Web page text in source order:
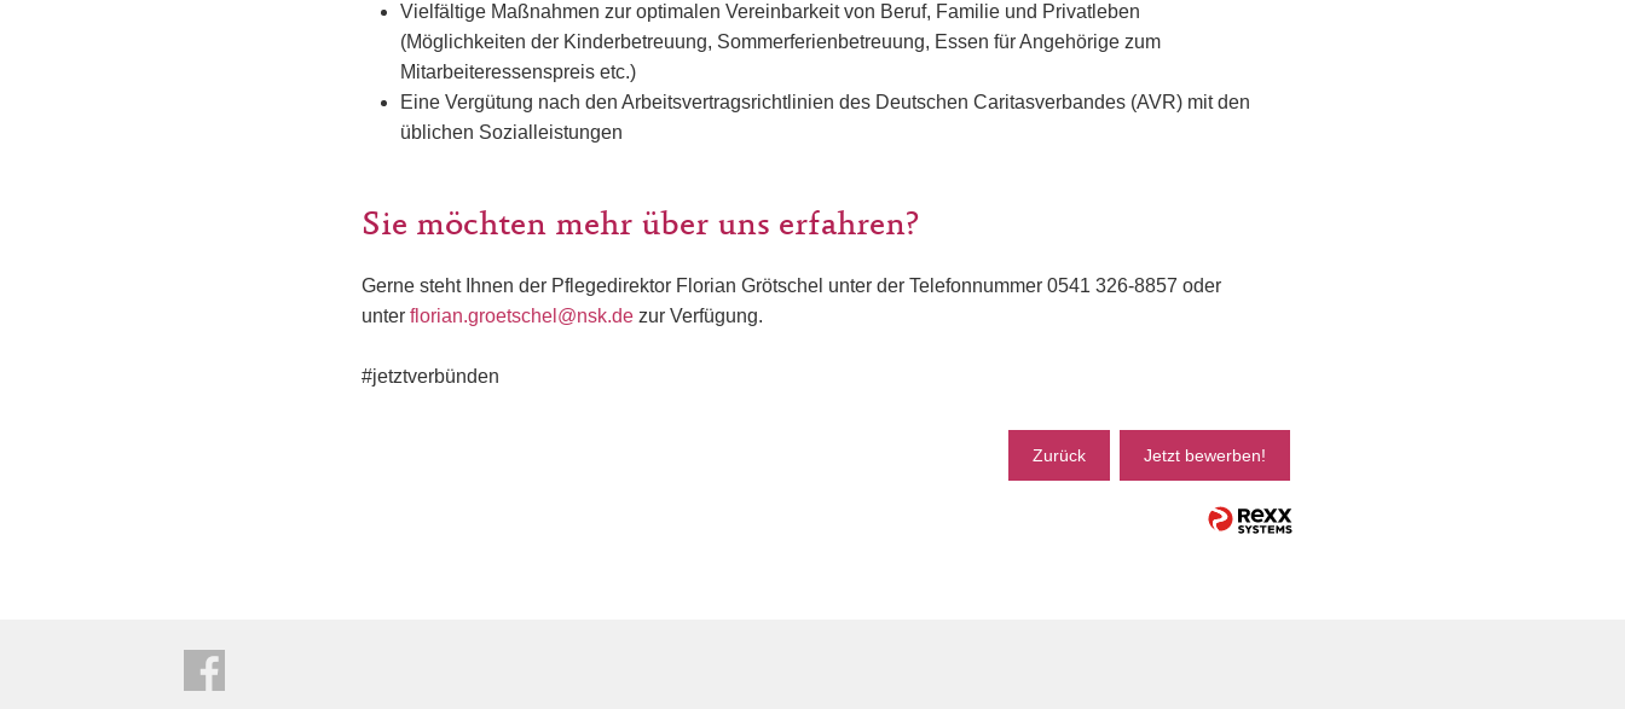
Vielfältige Maßnahmen zur optimalen Vereinbarkeit von Beruf, Familie und Privatleben
(Möglichkeiten der Kinderbetreuung, Sommerferienbetreuung, Essen für Angehörige zum
Mitarbeiteressenspreis etc.)
Eine Vergütung nach den Arbeitsvertragsrichtlinien des Deutschen Caritasverbandes (AVR) mit den
üblichen Sozialleistungen
Sie möchten mehr über uns erfahren?
Gerne steht Ihnen der Pflegedirektor Florian Grötschel unter der Telefonnummer 0541 326-8857 oder
unter florian.groetschel@nsk.de zur Verfügung.
#jetztverbünden
Zurück Jetzt bewerben!